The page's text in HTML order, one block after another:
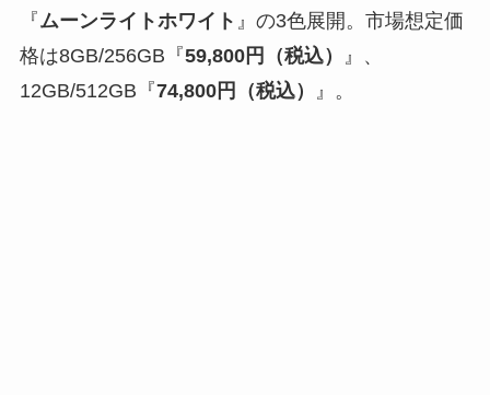
『ムーンライトホワイト 』の3色展開。市場想定価
格は8GB/256GB『59,800円（税込）
』、
12GB/512GB『74,800円（税込） 』。